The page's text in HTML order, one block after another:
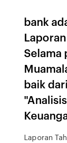
bank
Selama
baik
Laporan